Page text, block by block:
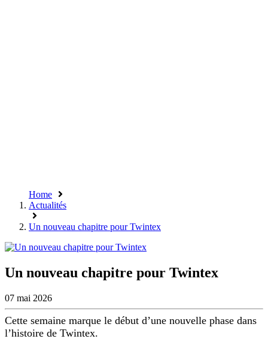
Home
Actualités
Un nouveau chapitre pour Twintex
Un nouveau chapitre pour Twintex
07 mai 2026
Cette semaine marque le début d’une nouvelle phase dans
l’histoire de Twintex.